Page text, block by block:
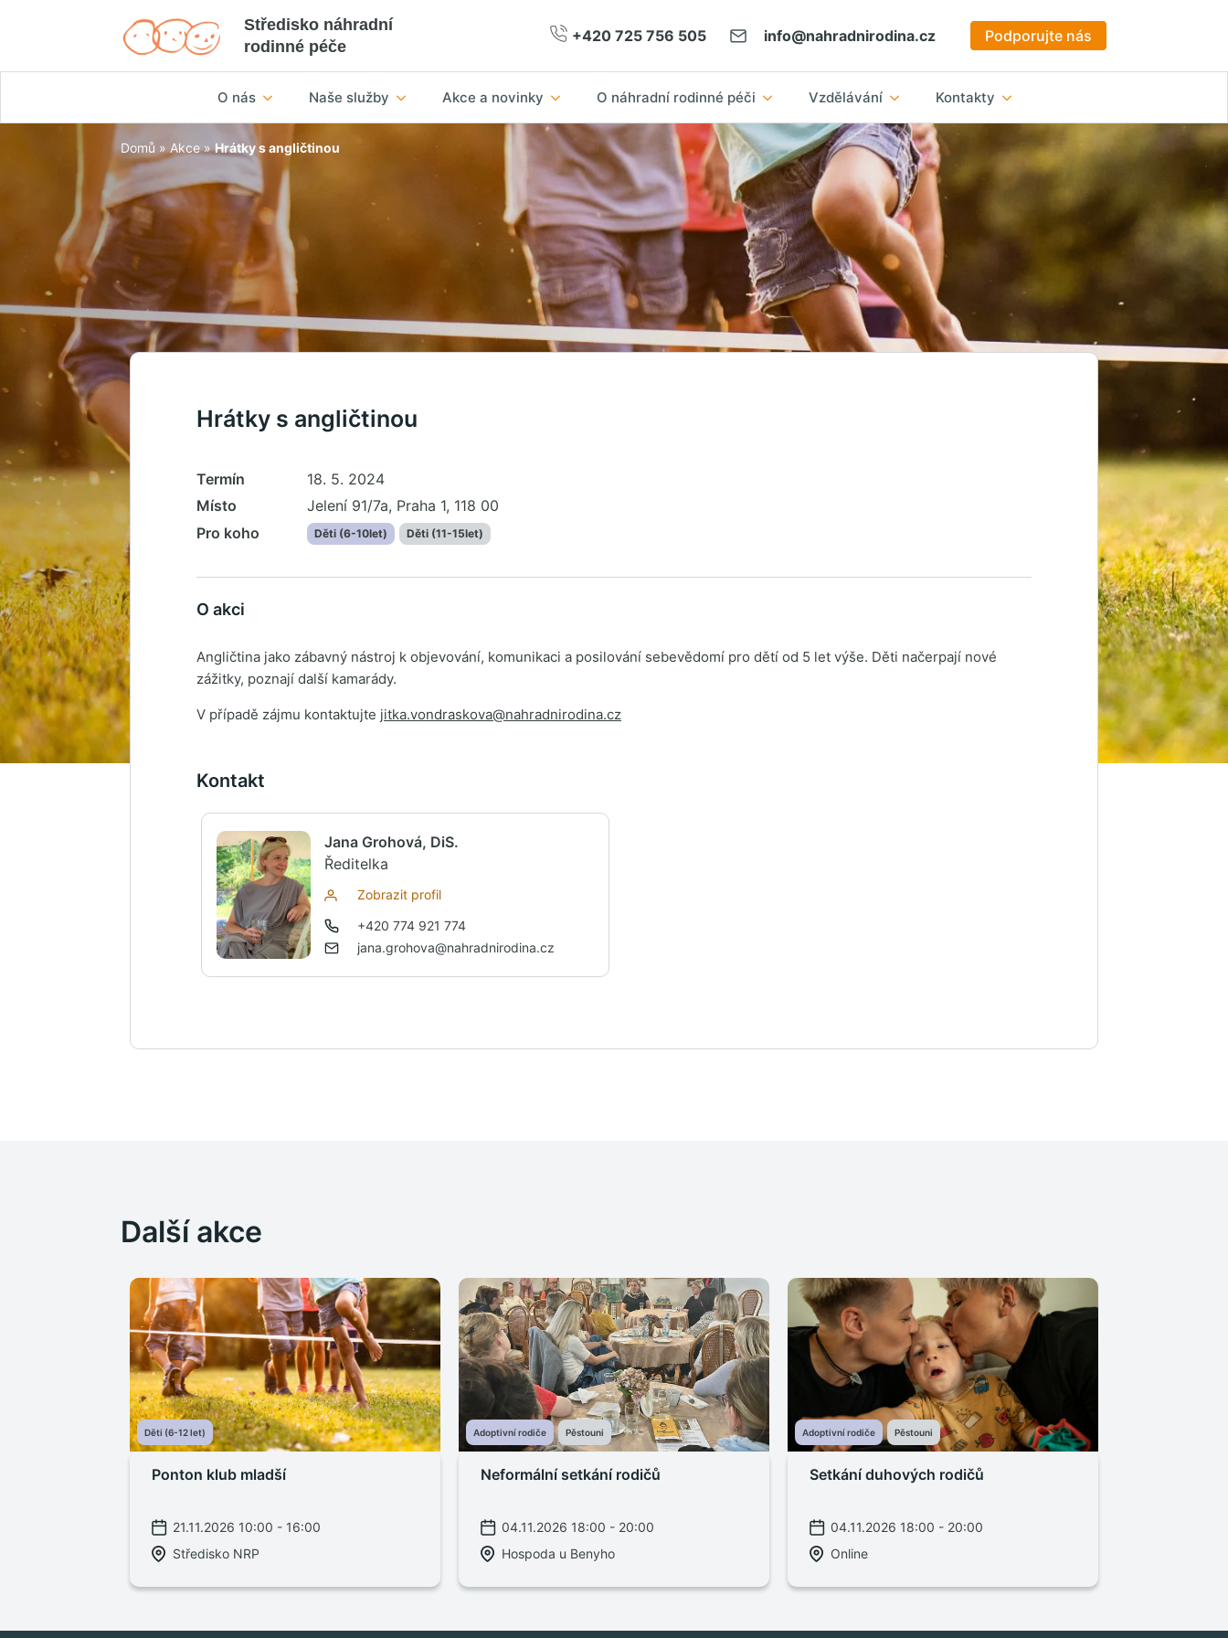
Středisko náhradní
rodinné péče
+420 725 756 505 info@nahradnirodina.cz Podporujte nás
O nás Naše služby Akce a novinky O náhradní rodinné péči Vzdělávání Kontakty
Domů » Akce » Hrátky s angličtinou
Hrátky s angličtinou
Termín
18. 5. 2024
Místo
Jelení 91/7a, Praha 1, 118 00
Pro koho
Děti (6-10let) Děti (11-15let)
O akci
Angličtina jako zábavný nástroj k objevování, komunikaci a posilování sebevědomí pro dětí od 5 let výše. Děti načerpají nové
zážitky, poznají další kamarády.
V případě zájmu kontaktujte jitka.vondraskova@nahradnirodina.cz
Kontakt
Jana Grohová, DiS.
Ředitelka
Zobrazit profil
+420 774 921 774
jana.grohova@nahradnirodina.cz
Další akce
Děti (6-12 let)
Ponton klub mladší
21.11.2026 10:00 - 16:00
Středisko NRP
Adoptivní rodiče Pěstouni
Neformální setkání rodičů
04.11.2026 18:00 - 20:00
Hospoda u Benyho
Adoptivní rodiče Pěstouni
Setkání duhových rodičů
04.11.2026 18:00 - 20:00
Online